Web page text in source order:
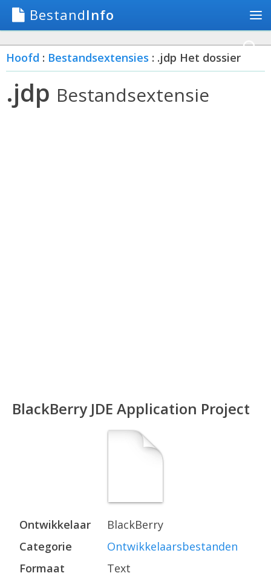
BestandInfo
Hoofd : Bestandsextensies : .jdp Het dossier
.jdp Bestandsextensie
BlackBerry JDE Application Project
Ontwikkelaar
BlackBerry
Categorie
Ontwikkelaarsbestanden
Formaat
Text